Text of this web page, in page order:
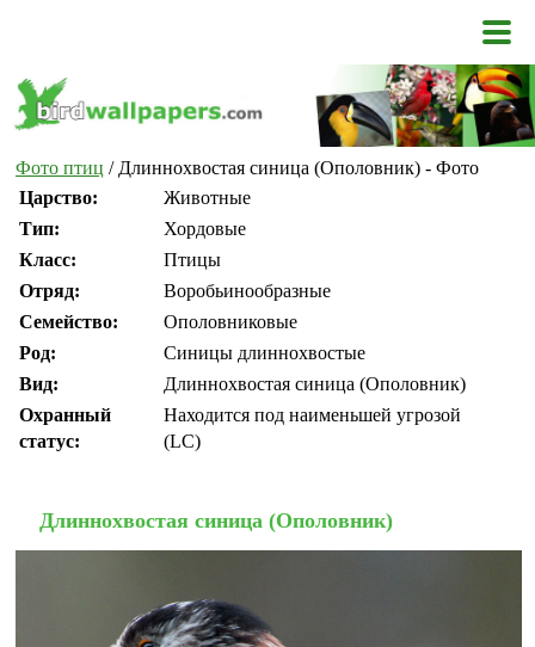
Фото птиц / Длиннохвостая синица (Ополовник) - Фото
Царство:
Животные
Тип:
Хордовые
Класс:
Птицы
Отряд:
Воробьинообразные
Семейство:
Ополовниковые
Род:
Синицы длиннохвостые
Вид:
Длиннохвостая синица (Ополовник)
Охранный
статус:
Находится под наименьшей угрозой
(LC)
Длиннохвостая синица (Ополовник)